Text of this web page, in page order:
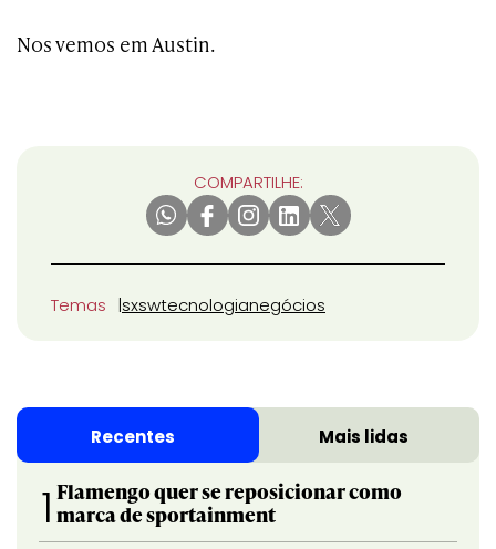
Nos vemos em Austin.
COMPARTILHE:
Temas sxswtecnologianegócios
Recentes Mais lidas
1 Flamengo quer se reposicionar como
marca de sportainment